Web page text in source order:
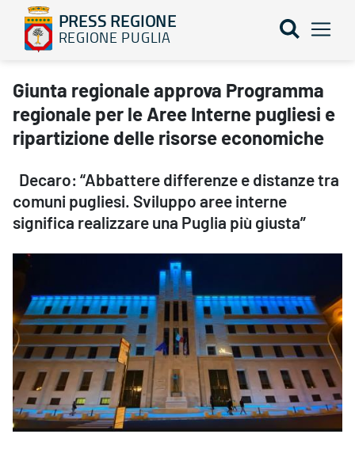
PRESS REGIONE
REGIONE PUGLIA
Giunta regionale approva Programma regionale per le Aree
Giunta regionale approva Programma
regionale per le Aree Interne pugliesi e
ripartizione delle risorse economiche
Decaro: “Abbattere differenze e distanze tra
comuni pugliesi. Sviluppo aree interne
significa realizzare una Puglia più giusta”